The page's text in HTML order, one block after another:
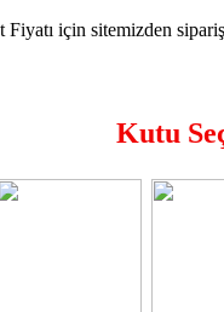
Kutu